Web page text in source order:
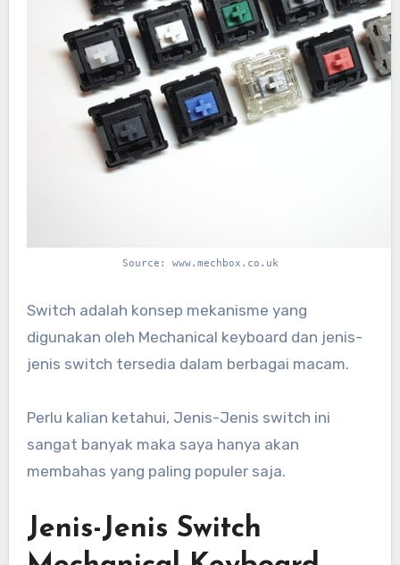
Source: www.mechbox.co.uk
Switch adalah konsep mekanisme yang
digunakan oleh Mechanical keyboard dan jenis-
jenis switch tersedia dalam berbagai macam.
Perlu kalian ketahui, Jenis-Jenis switch ini
sangat banyak maka saya hanya akan
membahas yang paling populer saja.
Jenis-Jenis Switch